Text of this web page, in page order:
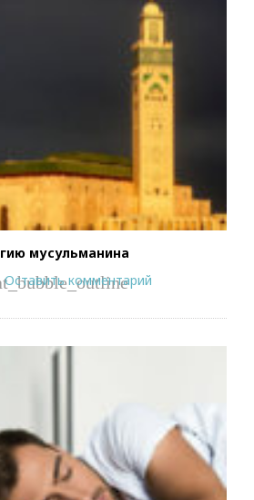
мусульманина
Оставить комментарий